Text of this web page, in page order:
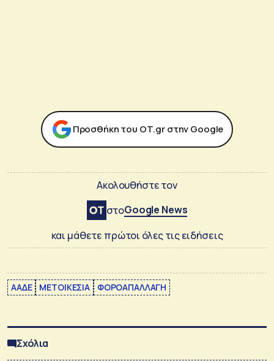
Προσθήκη του ΟΤ.gr στην Google
Ακολουθήστε τον
στοGoogle News
και μάθετε πρώτοι όλες τις ειδήσεις
ΑΑΔΕ ΜΕΤΟΙΚΕΣΙΑ ΦΟΡΟΑΠΑΛΛΑΓΗ
Σχόλια